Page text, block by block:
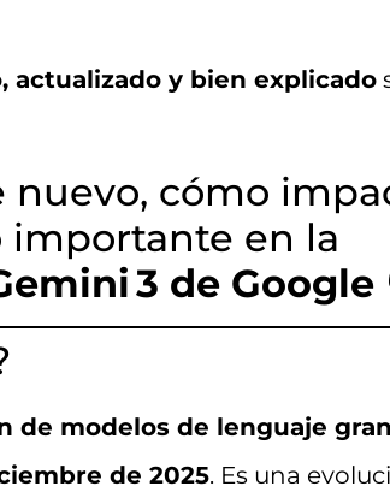
actualizado y bien explicado
nuevo, cómo
importante en la
3 de Google
de modelos de lenguaje
de 2025. Es una